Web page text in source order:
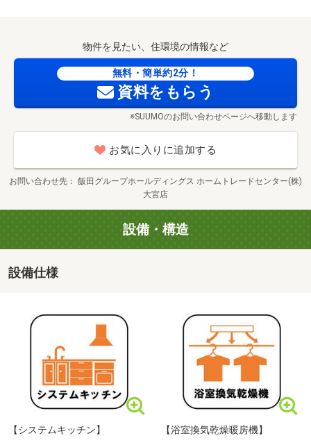
ドラッグセイムス奈良町店まで50m 徒歩1分
ドラッグストアセキ奈良町店まで300m 徒歩4分
■【小学校】さいたま市立大宮別所小学校（約1380m・徒
歩18分）
■【中学校】さいたま市立宮原中学校（約1220m・徒歩16
■【幼稚園・保育園】さいたま市立奈良保育園（約900m・
■【病院】さいたま北部医療センター（約2770m・徒歩35
～～～～～◇◆ 当物件のご見学について◆◇～～～～～
◆当物件は、飯田グループホールディングス唯一の販売会
ホームトレードセンターの社員が物件のご案内をさせてい
【内容（所要時間）】
① さくっと見学コース （３０分～）
② じっくり見学コース （６０分～）
③ 納得見学コース （９０分～）
④ まずは住宅ローン相談 （２０分～）
上記①～④の中でお好きな番号をお教えください♪
による
無料相談も可能でございます。お気軽に営業担当までご相
◇最寄り駅へのお迎えなど、ご要望に応じて送迎も可能で
ございます。
き、スムーズな
物件を見たい、住環境の情報など
無料・簡単約2分！
資料をもらう
※SUUMOのお問い合わせページへ移動します
お気に入りに追加する
お問い合わせ先
飯田グループホールディングス ホームトレードセンター(株)
大宮店
設備・構造
設備仕様
【システムキッチン】 【浴室換気乾燥暖房機】